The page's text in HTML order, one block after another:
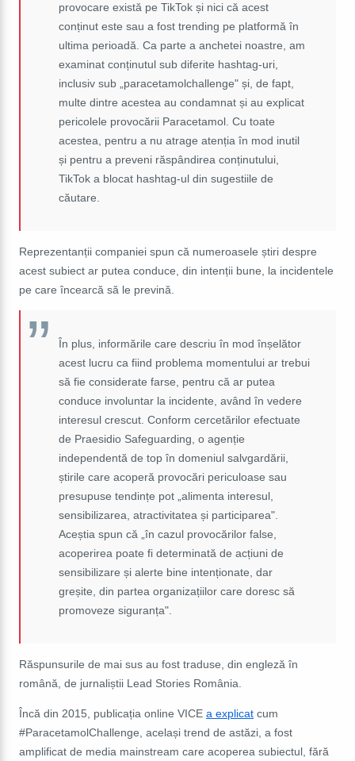
provocare există pe TikTok și nici că acest
conținut este sau a fost trending pe platformă în
ultima perioadă. Ca parte a anchetei noastre, am
examinat conținutul sub diferite hashtag-uri,
inclusiv sub „paracetamolchallenge" și, de fapt,
multe dintre acestea au condamnat și au explicat
pericolele provocării Paracetamol. Cu toate
acestea, pentru a nu atrage atenția în mod inutil
și pentru a preveni răspândirea conținutului,
TikTok a blocat hashtag-ul din sugestiile de
căutare.
Reprezentanții companiei spun că numeroasele știri despre
acest subiect ar putea conduce, din intenții bune, la incidentele
pe care încearcă să le prevină.
În plus, informările care descriu în mod înșelător
acest lucru ca fiind problema momentului ar trebui
să fie considerate farse, pentru că ar putea
conduce involuntar la incidente, având în vedere
interesul crescut. Conform cercetărilor efectuate
de Praesidio Safeguarding, o agenție
independentă de top în domeniul salvgardării,
știrile care acoperă provocări periculoase sau
presupuse tendințe pot „alimenta interesul,
sensibilizarea, atractivitatea și participarea".
Aceștia spun că „în cazul provocărilor false,
acoperirea poate fi determinată de acțiuni de
sensibilizare și alerte bine intenționate, dar
greșite, din partea organizațiilor care doresc să
promoveze siguranța".
Răspunsurile de mai sus au fost traduse, din engleză în
română, de jurnaliștii Lead Stories România.
Încă din 2015, publicația online VICE a explicat cum
#ParacetamolChallenge, același trend de astăzi, a fost
amplificat de media mainstream care acoperea subiectul, fără